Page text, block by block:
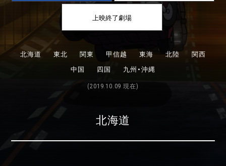
上映終了劇場
北海道 東北 関東 甲信越 東海 北陸
関西
中国
四国 九州・沖縄
(2019.10.09 現在)
北海道